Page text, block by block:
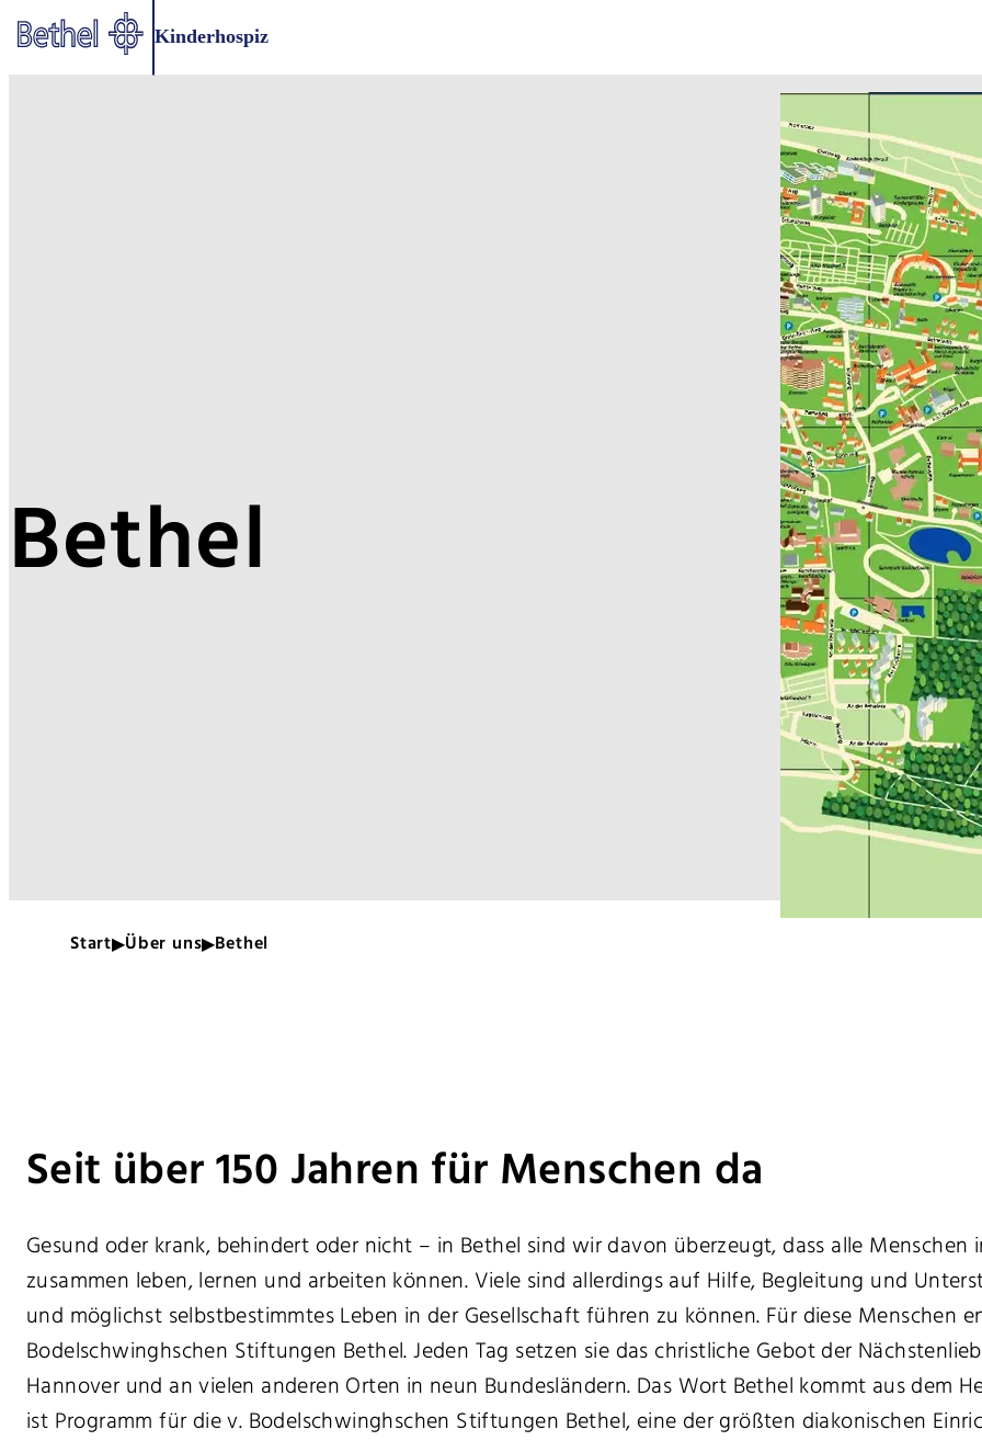
Zum Hauptinhalt springen
Zur Fußzeile springen
Kinderhospiz
Bethel
Start Über uns Bethel
Seit über 150 Jahren für Menschen da
Gesund oder krank, behindert oder nicht – in Bethel sind wir davon überzeugt, dass alle
zusammen leben, lernen und arbeiten können. Viele sind allerdings auf Hilfe, Begleitung und
und möglichst selbstbestimmtes Leben in der Gesellschaft führen zu können. Für diese Menschen
Bodelschwinghschen Stiftungen Bethel. Jeden Tag setzen sie das christliche Gebot der
Hannover und an vielen anderen Orten in neun Bundesländern. Das Wort Bethel kommt aus dem
ist Programm für die v. Bodelschwinghschen Stiftungen Bethel, eine der größten diakonischen